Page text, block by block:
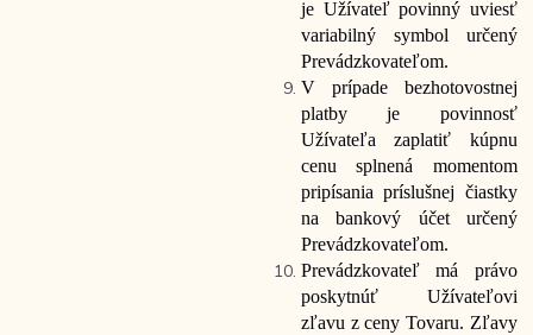
je Užívateľ povinný uviesť
variabilný symbol určený
Prevádzkovateľom.
V prípade bezhotovostnej
platby je povinnosť
Užívateľa zaplatiť kúpnu
cenu splnená momentom
pripísania príslušnej čiastky
na bankový účet určený
Prevádzkovateľom.
Prevádzkovateľ má právo
poskytnúť Užívateľovi
zľavu z ceny Tovaru. Zľavy